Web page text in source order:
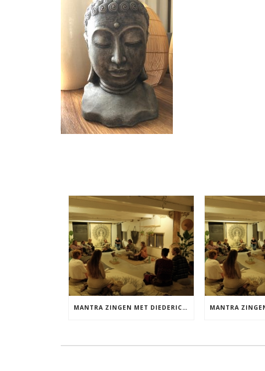
MANTRA ZINGEN MET DIEDERICK VRIJDAG 25 SEPTEMBER EN 20 NOVEMBER